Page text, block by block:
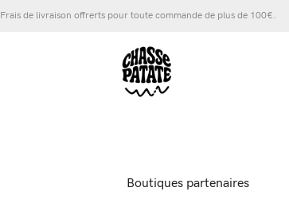
Frais de livraison offrerts pour toute commande de plus de 100€.
Boutiques partenaires